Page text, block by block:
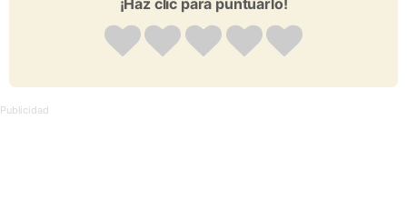
¡Haz clic para puntuarlo!